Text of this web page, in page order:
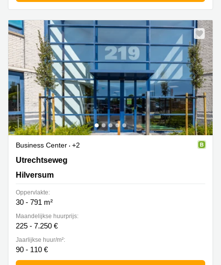
Business Center
+2
Utrechtseweg 47, Hilversum
Utrechtseweg
Hilversum
Oppervlakte:
30 - 791 m²
Maandelijkse huurprijs:
225 - 7.250 €
Jaarlijkse huur/m²:
90 - 110 €